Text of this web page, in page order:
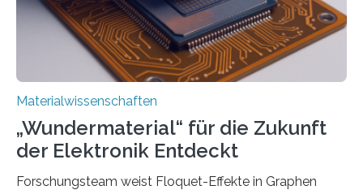
Materialwissenschaften an der Vanderbilt University,
und Alexander Paarmann vom Fritz-Haber-Institut
leiteten ein internationales Forschungsprojekt, das…
Materialwissenschaften
„Wundermaterial“ für die Zukunft
der Elektronik Entdeckt
Forschungsteam weist Floquet-Effekte in Graphen